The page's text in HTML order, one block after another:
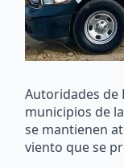
Autoridades de
municipios de
se mantienen
viento que se